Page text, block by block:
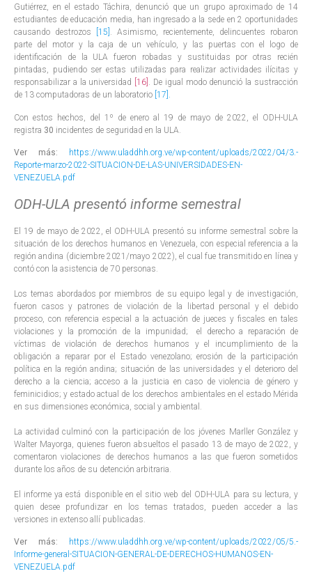
Gutiérrez, en el estado Táchira, denunció que un grupo aproximado de 14
estudiantes de educación media, han ingresado a la sede en 2 oportunidades
causando destrozos
[15] . Asimismo, recientemente, delincuentes robaron
parte del motor y la caja de un vehículo, y las puertas con el logo de
identificación de la ULA fueron robadas y sustituidas por otras recién
pintadas, pudiendo ser estas utilizadas para realizar actividades ilícitas y
responsabilizar a la universidad [16] . De igual modo denunció la sustracción
de 13 computadoras de un laboratorio [17] .
Con estos hechos, del 1º de enero al 19 de mayo de 2022, el ODH-ULA
registra 30 incidentes de seguridad en la ULA.
Ver más: https://www.uladdhh.org.ve/wp-content/uploads/2022/04/3.-
Reporte-marzo-2022-SITUACION-DE-LAS-UNIVERSIDADES-EN-
VENEZUELA.pdf
ODH-ULA presentó informe semestral
El 19 de mayo de 2022, el ODH-ULA presentó su informe semestral sobre la
situación de los derechos humanos en Venezuela, con especial referencia a la
región andina (diciembre 2021/mayo 2022), el cual fue transmitido en línea y
contó con la asistencia de 70 personas.
Los temas abordados por miembros de su equipo legal y de investigación,
fueron casos y patrones de violación de la libertad personal y el debido
proceso, con referencia especial a la actuación de jueces y fiscales en tales
violaciones y la promoción de la impunidad; el derecho a reparación de
víctimas de violación de derechos humanos y el incumplimiento de la
obligación a reparar por el Estado venezolano; erosión de la participación
política en la región andina; situación de las universidades y el deterioro del
derecho a la ciencia; acceso a la justicia en caso de violencia de género y
feminicidios; y estado actual de los derechos ambientales en el estado Mérida
en sus dimensiones económica, social y ambiental.
La actividad culminó con la participación de los jóvenes Marller González y
Walter Mayorga, quienes fueron absueltos el pasado 13 de mayo de 2022, y
comentaron violaciones de derechos humanos a las que fueron sometidos
durante los años de su detención arbitraria.
El informe ya está disponible en el sitio web del ODH-ULA para su lectura, y
quien desee profundizar en los temas tratados, pueden acceder a las
versiones in extenso allí publicadas.
Ver más: https://www.uladdhh.org.ve/wp-content/uploads/2022/05/5.-
Informe-general-SITUACION-GENERAL-DE-DERECHOS-HUMANOS-EN-
VENEZUELA.pdf